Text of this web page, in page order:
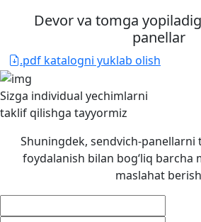
Devor va tomga
panellar
.pdf katalogni yuklab olish
Sizga individual yechimlarni
taklif qilishga tayyormiz
Shuningdek, sendvich-panellarni
foydalanish bilan bog‘liq barcha
maslahat berish